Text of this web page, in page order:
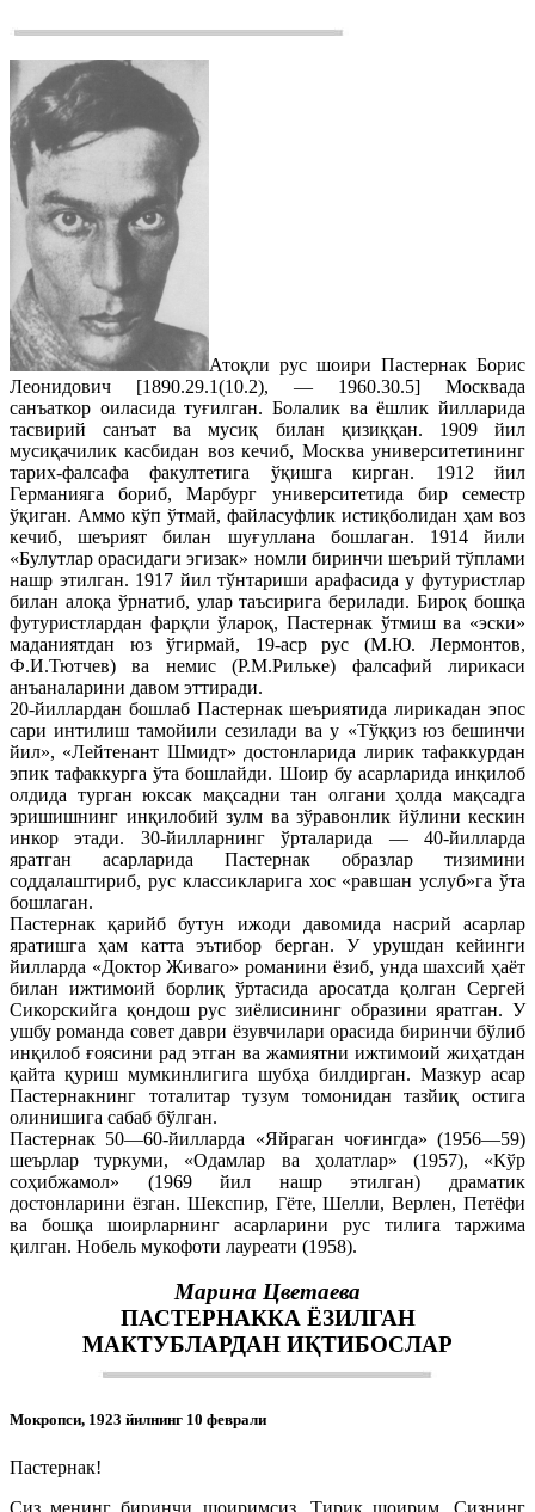
Атоқли рус шоири Пастернак Борис
Леонидович [1890.29.1(10.2), — 1960.30.5] Москвада
санъаткор оиласида туғилган. Болалик ва ёшлик йилларида
тасвирий санъат ва мусиқ билан қизиққан. 1909 йил
мусиқачилик касбидан воз кечиб, Москва университетининг
тарих-фалсафа факултетига ўқишга кирган. 1912 йил
Германияга бориб, Марбург университетида бир семестр
ўқиган. Aммo кўп ўтмай, файласуфлик истиқболидан ҳам воз
кечиб, шеърият билан шуғуллана бошлаган. 1914 йили
«Булутлар орасидаги эгизак» номли биринчи шеърий тўплами
нашр этилган. 1917 йил тўнтариши арафасида у футуристлар
билан алоқа ўрнатиб, улар таъсирига берилади. Бироқ бошқа
футуристлардан фарқли ўлароқ, Пастернак ўтмиш ва «эски»
маданиятдан юз ўгирмай, 19-аср рус (М.Ю. Лермонтов,
Ф.И.Тютчев) ва немис (Р.М.Рильке) фалсафий лирикаси
анъаналарини давом эттиради.
20-йиллардан бошлаб Пастернак шеъриятида лирикадан эпос
сари интилиш тамойили сезилади ва у «Тўққиз юз бешинчи
йил», «Лейтенант Шмидт» достонларида лирик тафаккурдан
эпик тафаккурга ўта бошлайди. Шоир бу асарларида инқилоб
олдида турган юксак мақсадни тан олгани ҳолда мақсадга
эришишнинг инқилобий зулм ва зўравонлик йўлини кескин
инкор этади. 30-йилларнинг ўрталарида — 40-йилларда
яратган асарларида Пастернак образлар тизимини
соддалаштириб, рус классикларига хос «равшан услуб»га ўта
бошлаган.
Пастернак қарийб бутун ижоди давомида насрий асарлар
яратишга ҳам катта эътибор берган. У урушдан кейинги
йилларда «Доктор Живаго» романини ёзиб, унда шахсий ҳаёт
билан ижтимоий борлиқ ўртасида аросатда қолган Сергей
Сикорскийга қондош рус зиёлисининг образини яратган. У
ушбу романда совет даври ёзувчилари орасида биринчи бўлиб
инқилоб ғоясини рад этган ва жамиятни ижтимоий жиҳатдан
қайта қуриш мумкинлигига шубҳа билдирган. Мазкур асар
Пастернакнинг тоталитар тузум томонидан тазйиқ остига
олинишига сабаб бўлган.
Пастернак 50—60-йилларда «Яйраган чоғингда» (1956—59)
шеърлар туркуми, «Одамлар ва ҳолатлар» (1957), «Кўр
соҳибжамол» (1969 йил нашр этилган) драматик
достонларини ёзган. Шекспир, Гёте, Шелли, Верлен, Петёфи
ва бошқа шоирларнинг асарларини рус тилига таржима
қилган. Нобель мукофоти лауреати (1958).
Марина Цветаева
ПАСТЕРНАККА ЁЗИЛГАН
МАКТУБЛАРДАН ИҚТИБОСЛАР
Мокропси, 1923 йилнинг 10 феврали
Пастернак!
Сиз менинг биринчи шоиримсиз. Тирик шоирим. Сизнинг